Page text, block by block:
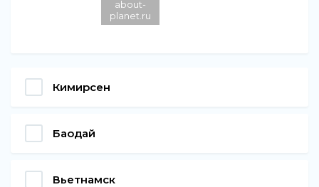
about-
planet.ru
Кимирсен
Баодай
Вьетнамск